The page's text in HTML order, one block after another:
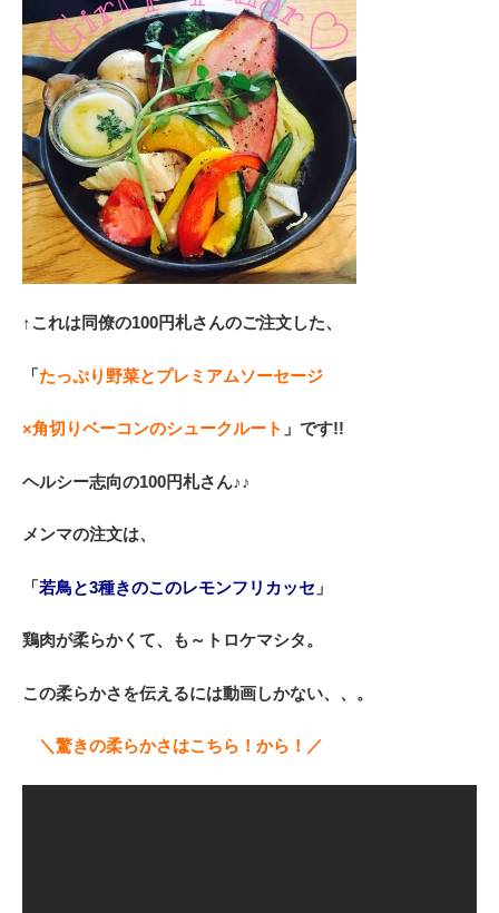
↑これは同僚の100円札さんのご注文した、
「たっぷり野菜とプレミアムソーセージ
×角切りベーコンのシュークルート 」です!!
ヘルシー志向の100円札さん♪♪
メンマの注文は、
「若鳥と3種きのこのレモンフリカッセ 」
鶏肉が柔らかくて、も～トロケマシタ。
この柔らかさを伝えるには動画しかない、、。
＼驚きの柔らかさはこちら！から！／